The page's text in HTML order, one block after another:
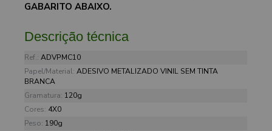
GABARITO ABAIXO.
Descrição técnica
Ref.: ADVPMC10
Papel/Material: ADESIVO METALIZADO VINIL SEM TINTA
BRANCA
Gramatura: 120g
Cores: 4X0
Peso: 190g